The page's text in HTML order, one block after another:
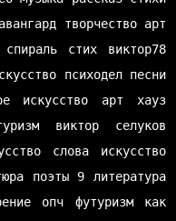
авангард творчество арт
спираль стих
виктор78
психодел песни
искусство
арт хауз
виктор селуков
слова
искусство
поэты
9 литература
опч
футуризм как